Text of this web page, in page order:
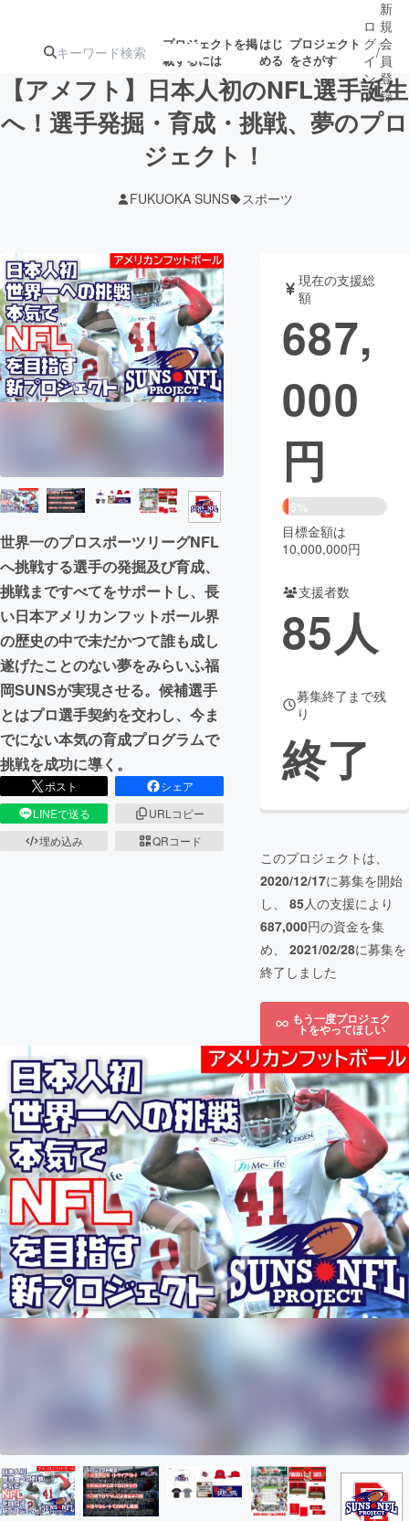
プロジェクトを掲
載するには
はじ
める
プロジェクト
をさがす
注目の新着プロ
募集終了が近いプ
テクノロジー・ガジェット
映像・映画 書籍・雑誌
ビジネス・起業 チャレンジ
CAMPFIRE for Social Good
CAMPFIRE Creation
CAMPFIREふるさと納税machi-ya コミュニティ
ロ
グ
イ
ン
/
新
規
会
員
登
録
【アメフト】日本人初のNFL選手誕生
へ！選手発掘・育成・挑戦、夢のプロ
ジェクト！
FUKUOKA SUNS スポーツ
世界一のプロスポーツリーグNFL
へ挑戦する選手の発掘及び育成、
挑戦まですべてをサポートし、長
い日本アメリカンフットボール界
の歴史の中で未だかつて誰も成し
遂げたことのない夢をみらいふ福
岡SUNSが実現させる。候補選手
とはプロ選手契約を交わし、今ま
でにない本気の育成プログラムで
挑戦を成功に導く。
ポスト
シェア
LINEで送る
URLコピー
埋め込み
QRコード
現在の支援総
額
687,
000
円
6%
目標金額は
10,000,000円
支援者数
85人
募集終了まで残
り
終了
このプロジェクトは、
2020/12/17に募集を開始
し、 85人の支援により
687,000円の資金を集
め、 2021/02/28に募集を
終了しました
もう一度プロジェク
トをやってほしい